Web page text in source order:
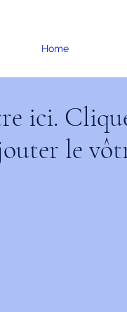
Home
ici.
le